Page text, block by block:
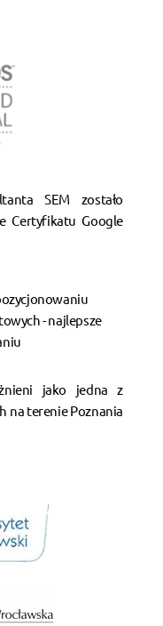
SEM zostało
Certyfikatu Google
jako jedna z
na terenie Poznania